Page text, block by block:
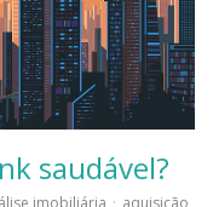
saudável?
imobiliária · aquisição